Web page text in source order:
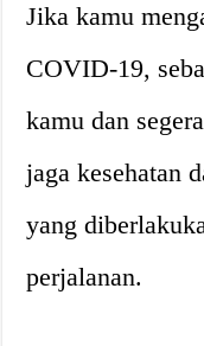
Jika kamu
COVID-19,
kamu dan
jaga kesehatan
yang
perjalanan.